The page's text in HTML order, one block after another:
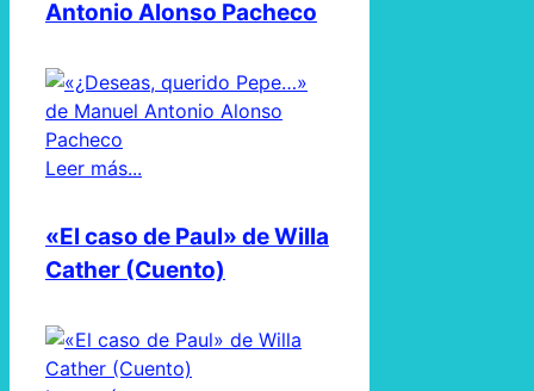
Antonio Alonso Pacheco
Leer más...
«El caso de Paul» de Willa
Cather (Cuento)